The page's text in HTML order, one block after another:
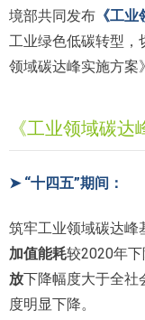
境部共同发布 《工
工业绿色低碳转型，
领域碳达峰实施方案
《工业领域碳
➤ “十四五”期间：
筑牢工业领域碳达峰
加值能耗较2020年下
放下降幅度大于全社
度明显下降。